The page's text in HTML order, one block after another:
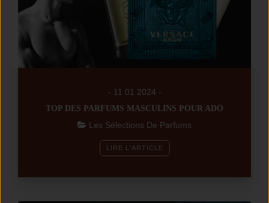
- 11 01 2024 -
TOP DES PARFUMS MASCULINS POUR ADO
Les Sélections De Parfums
LIRE L'ARTICLE